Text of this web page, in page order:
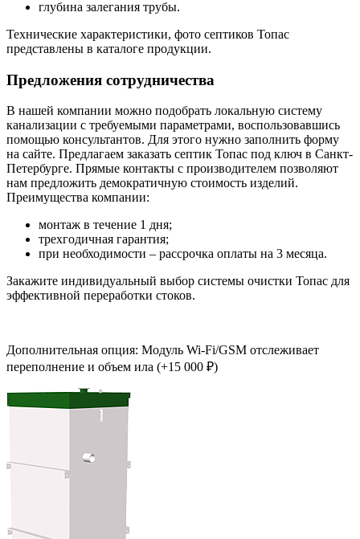
глубина залегания трубы.
Технические характеристики, фото септиков Топас
представлены в каталоге продукции.
Предложения сотрудничества
В нашей компании можно подобрать локальную систему
канализации с требуемыми параметрами, воспользовавшись
помощью консультантов. Для этого нужно заполнить форму
на сайте. Предлагаем заказать септик Топас под ключ в Санкт-
Петербурге. Прямые контакты с производителем позволяют
нам предложить демократичную стоимость изделий.
Преимущества компании:
монтаж в течение 1 дня;
трехгодичная гарантия;
при необходимости – рассрочка оплаты на 3 месяца.
Закажите индивидуальный выбор системы очистки Топас для
эффективной переработки стоков.
Дополнительная опция: Модуль Wi-Fi/GSM отслеживает
переполнение и объем ила (+15 000 ₽)